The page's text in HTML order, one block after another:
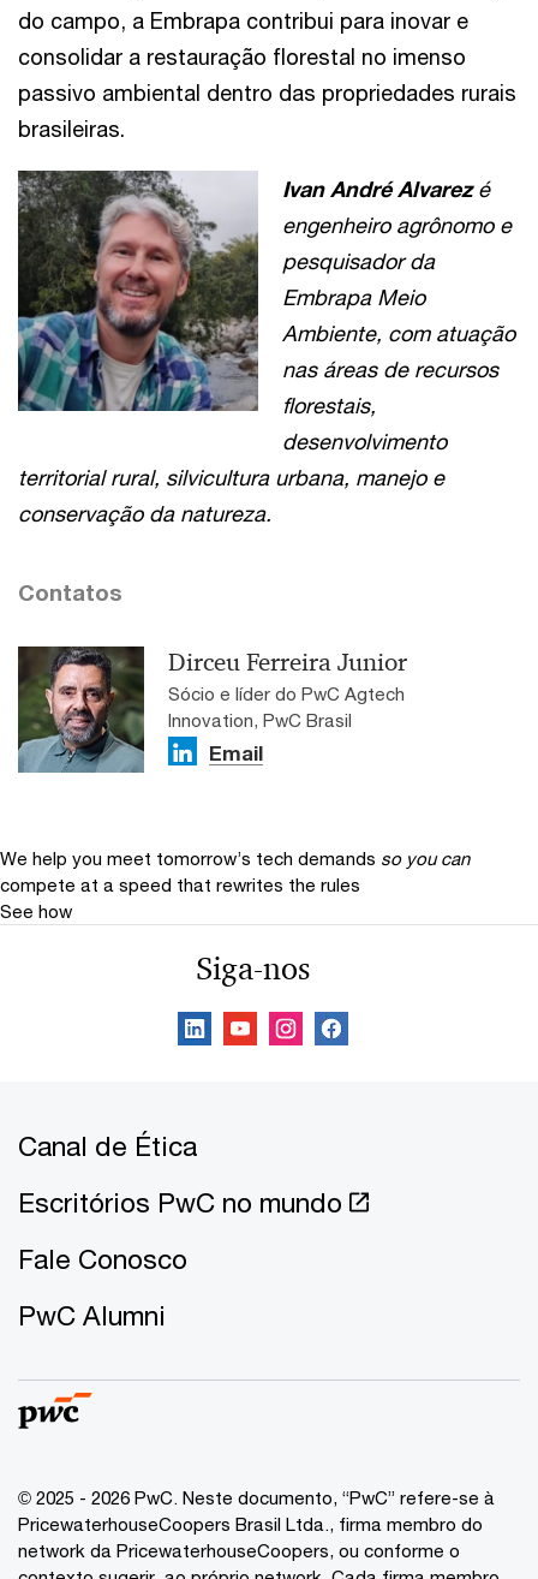
do campo, a Embrapa contribui para inovar e
consolidar a restauração florestal no imenso
passivo ambiental dentro das propriedades rurais
brasileiras.
Ivan André Alvarezé
engenheiro agrônomo e
pesquisador da
Embrapa Meio
Ambiente, com atuação
nas áreas de recursos
florestais,
desenvolvimento
territorial rural, silvicultura urbana, manejo e
conservação da natureza.
Contatos
Dirceu Ferreira Junior
Sócio e líder do PwC Agtech
Innovation, PwC Brasil
Email
We help you meet tomorrow’s tech demands so you can
compete at a speed that rewrites the rules
See how
Siga-nos
Canal de Ética
Escritórios PwC no mundo
Fale Conosco
PwC Alumni
© 2025 - 2026 PwC. Neste documento, “PwC” refere-se à
PricewaterhouseCoopers Brasil Ltda., firma membro do
network da PricewaterhouseCoopers, ou conforme o